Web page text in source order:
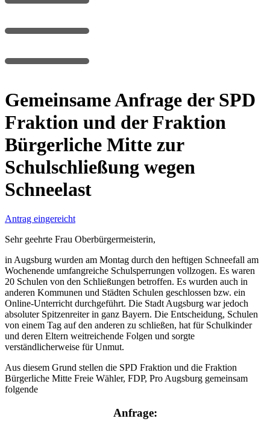
Gemeinsame Anfrage der SPD
Fraktion und der Fraktion
Bürgerliche Mitte zur
Schulschließung wegen
Schneelast
Antrag eingereicht
Sehr geehrte Frau Oberbürgermeisterin,
in Augsburg wurden am Montag durch den heftigen Schneefall am
Wochenende umfangreiche Schulsperrungen vollzogen. Es waren
20 Schulen von den Schließungen betroffen. Es wurden auch in
anderen Kommunen und Städten Schulen geschlossen bzw. ein
Online-Unterricht durchgeführt. Die Stadt Augsburg war jedoch
absoluter Spitzenreiter in ganz Bayern. Die Entscheidung, Schulen
von einem Tag auf den anderen zu schließen, hat für Schulkinder
und deren Eltern weitreichende Folgen und sorgte
verständlicherweise für Unmut.
Aus diesem Grund stellen die SPD Fraktion und die Fraktion
Bürgerliche Mitte Freie Wähler, FDP, Pro Augsburg gemeinsam
folgende
Anfrage: